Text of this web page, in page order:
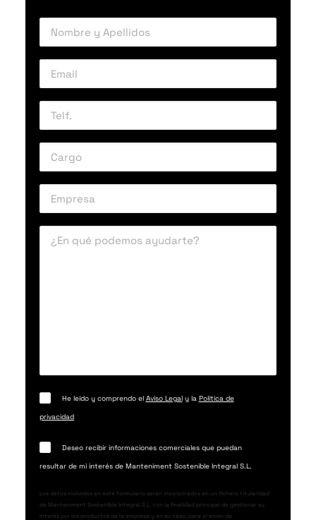
He leído y comprendo el Aviso Legaly la Política de
privacidad
Deseo recibir informaciones comerciales que puedan
resultar de mi interés de Manteniment Sostenible Integral S.L.
Los datos incluidos en este formulario serán incorporados en un fichero titularidad
de Manteniment Sostenible Integral S.L. con la finalidad principal de gestionar su
interés por los productos de la empresa y en su caso, para el envío de